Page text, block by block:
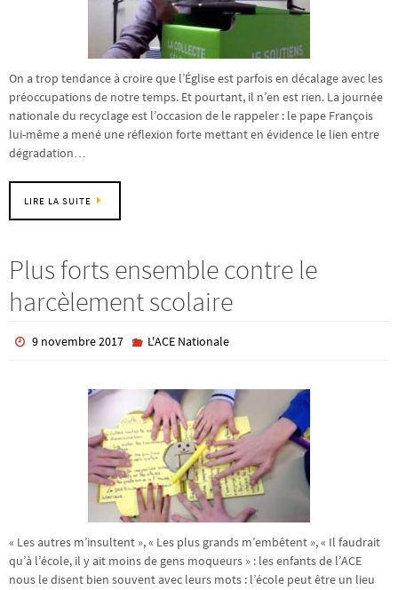
On a trop tendance à croire que l’Église est parfois en décalage avec les
préoccupations de notre temps. Et pourtant, il n’en est rien. La journée
nationale du recyclage est l’occasion de le rappeler : le pape François
lui-même a mené une réflexion forte mettant en évidence le lien entre
dégradation…
LIRE LA SUITE
Plus forts ensemble contre le
harcèlement scolaire
9 novembre 2017 L'ACE Nationale
« Les autres m’insultent », « Les plus grands m’embêtent », « Il faudrait
qu’à l’école, il y ait moins de gens moqueurs » : les enfants de l’ACE
nous le disent bien souvent avec leurs mots : l’école peut être un lieu